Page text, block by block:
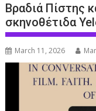
Βραδιά Πίστης
σκηνοθέτιδα
March 11, 2026